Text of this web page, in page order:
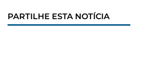
PARTILHE ESTA NOTÍCIA